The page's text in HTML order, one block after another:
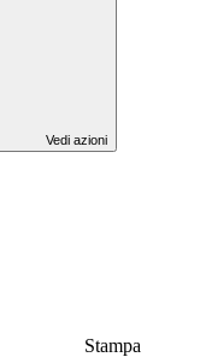
Vedi azioni
Stampa